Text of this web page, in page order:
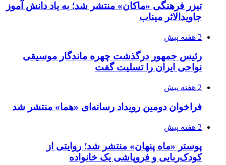
تیزر فرهنگی «ماکان» منتشر شد؛ به یاد دانش آموز
جاویدالاثر میناب
2 هفته پیش
رئیس جمهور درگذشت چهره ماندگار موسیقی
نواحی ایران را تسلیت گفت
2 هفته پیش
فراخوان دومین رویداد رسانه‌ای «هما» منتشر شد
2 هفته پیش
پوستر «ماه پنهان» منتشر شد؛ روایتی از
کودک‌ربایی و فروپاشی یک خانواده